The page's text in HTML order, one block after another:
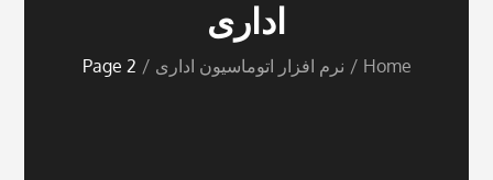
اداری
Home نرم افزار اتوماسیون اداری Page 2